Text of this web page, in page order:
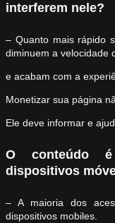
interferem nele?
– Quanto mais rápido
diminuem a velocidade
e acabam com a
Monetizar sua página
Ele deve informar e
O conteúdo é
dispositivos
– A maioria dos
dispositivos mobiles.